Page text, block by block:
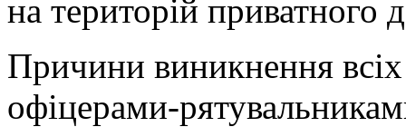
на територій приватного
Причини виникнення
офіцерами-